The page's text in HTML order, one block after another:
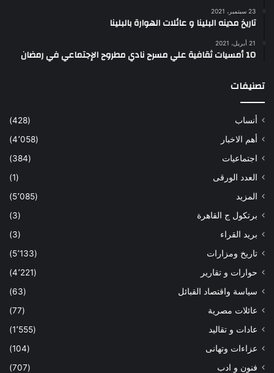
23 سبتمبر، 2021
تاريخ مدينه البلينا و عائلات الهوارة بالبلينا
21 أبريل، 2021
10 أمسيات ثقافية علي مسرح نادي مطروح الإجتماعي في رمضان
تصنيفات
أنساب
(428)
أهم الاخبار
(4٬058)
اجتماعيات
(384)
العدد الورقى
(1)
المزيد
(5٬085)
برتكول ج القاهرة
(3)
بريد القراء
(3)
تاريخ ومزارات
(5٬133)
حوارات و تقارير
(4٬221)
سياسة واقتصاد القبائل
(63)
عائلات مصرية
(77)
عادات و تقاليد
(1٬555)
عزاءات وتهانى
(104)
فنون و ادب
(707)